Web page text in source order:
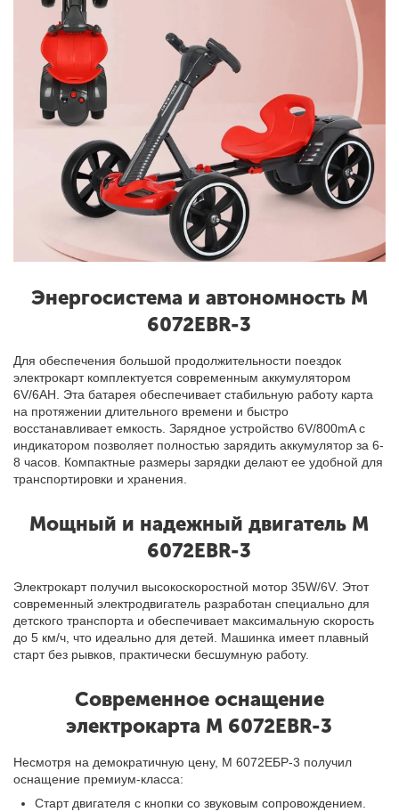
Энергосистема и автономность M
6072EBR-3
Для обеспечения большой продолжительности поездок
электрокарт комплектуется современным аккумулятором
6V/6AH. Эта батарея обеспечивает стабильную работу карта
на протяжении длительного времени и быстро
восстанавливает емкость. Зарядное устройство 6V/800mA с
индикатором позволяет полностью зарядить аккумулятор за 6-
8 часов. Компактные размеры зарядки делают ее удобной для
транспортировки и хранения.
Мощный и надежный двигатель M
6072EBR-3
Электрокарт получил высокоскоростной мотор 35W/6V. Этот
современный электродвигатель разработан специально для
детского транспорта и обеспечивает максимальную скорость
до 5 км/ч, что идеально для детей. Машинка имеет плавный
старт без рывков, практически бесшумную работу.
Современное оснащение
электрокарта M 6072EBR-3
Несмотря на демократичную цену, М 6072ЕБР-3 получил
оснащение премиум-класса:
Старт двигателя с кнопки со звуковым сопровождением.